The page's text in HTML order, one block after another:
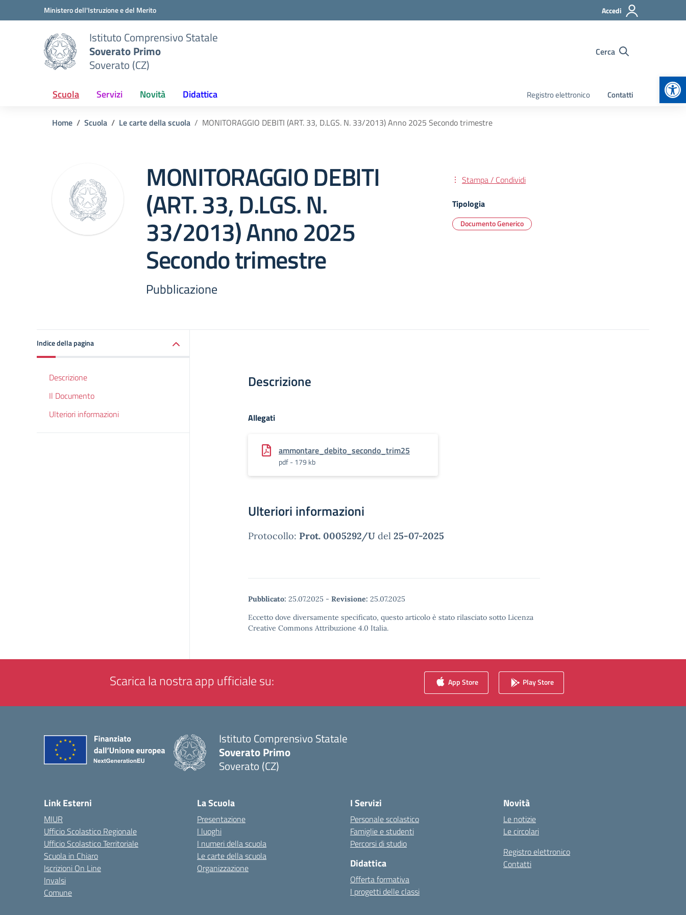
Vai ai contenuti
Vai al menu di navigazioneMinistero dell'Istruzione e del Merito Accedi
Istituto Comprensivo Statale
Soverato Primo
Soverato (CZ)
Cerca
Scuola Servizi Novità Didattica Registro elettronico Contatti
Home Scuola Le carte della scuola MONITORAGGIO DEBITI (ART. 33, D.LGS. N. 33/2013) Anno 2025 Secondo trimestre
MONITORAGGIO DEBITI
(ART. 33, D.LGS. N.
33/2013) Anno 2025
Secondo trimestre
Pubblicazione
Stampa / Condividi
Tipologia
Documento Generico
Indice della pagina
Descrizione
Il Documento
Ulteriori informazioni
Descrizione
Allegati
ammontare_debito_secondo_trim25
pdf - 179 kb
Ulteriori informazioni
Protocollo: Prot. 0005292/U del 25-07-2025
Pubblicato: 25.07.2025 - Revisione: 25.07.2025
Eccetto dove diversamente specificato, questo articolo è stato rilasciato sotto Licenza
Creative Commons Attribuzione 4.0 Italia.
Scarica la nostra app ufficiale su: App Store Play Store
Istituto Comprensivo Statale
Soverato Primo
Soverato (CZ)
Link Esterni
MIUR
Ufficio Scolastico Regionale
Ufficio Scolastico Territoriale
Scuola in Chiaro
Iscrizioni On Line
Invalsi
Comune
La Scuola
Presentazione
I luoghi
I numeri della scuola
Le carte della scuola
Organizzazione
I Servizi
Personale scolastico
Famiglie e studenti
Percorsi di studio
Didattica
Offerta formativa
I progetti delle classi
Novità
Le notizie
Le circolari
Registro elettronico
Contatti